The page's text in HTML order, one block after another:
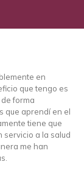
en
que tengo es
forma
que aprendí en el
tiene que
servicio a la salud
me han